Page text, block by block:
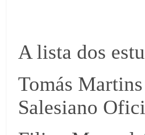
A lista dos
Tomás
Salesiano